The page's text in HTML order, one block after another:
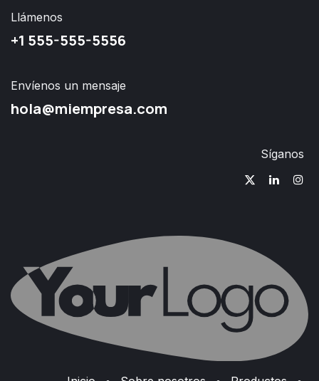
Llámenos
+1 555-555-5556
Envíenos un mensaje
hola@miempresa.com
Síganos